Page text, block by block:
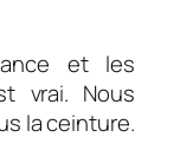
et les
vrai. Nous
la ceinture.